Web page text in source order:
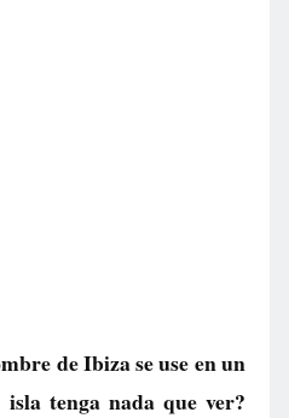
de Ibiza se use en un
tenga nada que ver?